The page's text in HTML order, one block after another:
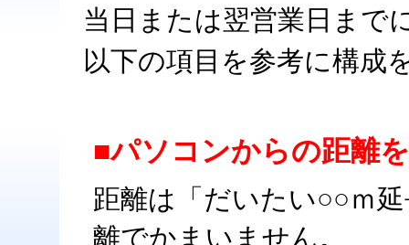
当日または翌営業日まで
以下の項目を参考に構成
■パソコンからの距離
距離は「だいたい○○ｍ
離でかまいません。